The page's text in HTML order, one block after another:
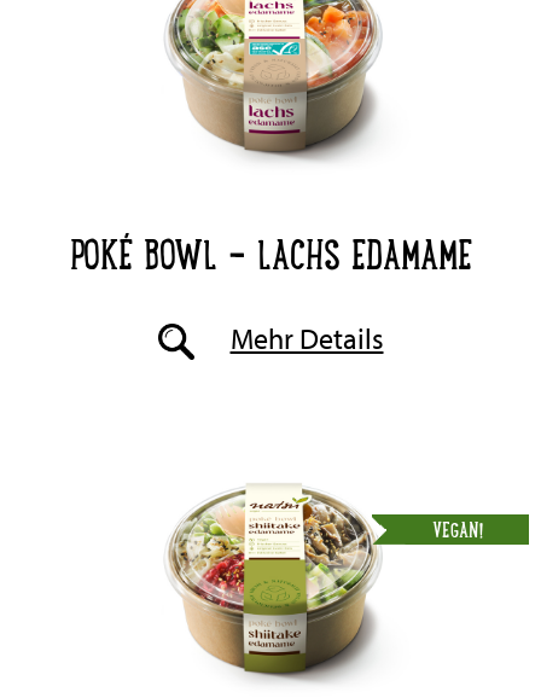
POKÉ BOWL - LACHS EDAMAME
Mehr Details
VEGAN!